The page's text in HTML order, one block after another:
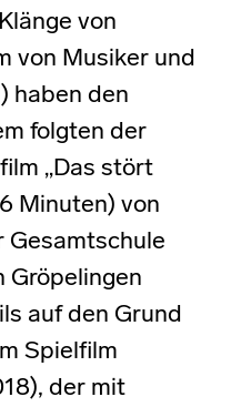
von
von Musiker und
haben den
folgten der
„Das stört
Minuten) von
Gesamtschule
Gröpelingen
auf den Grund
Spielfilm
der mit